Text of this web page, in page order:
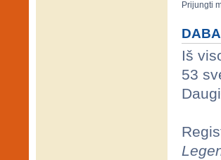
Prijungti
Iš
53